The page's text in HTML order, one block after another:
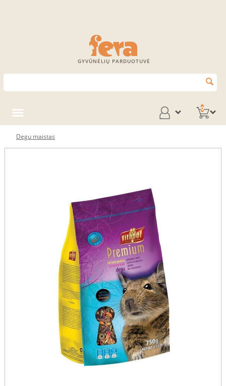
GYVŪNĖLIŲ PARDUOTUVĖ
0
Degu maistas